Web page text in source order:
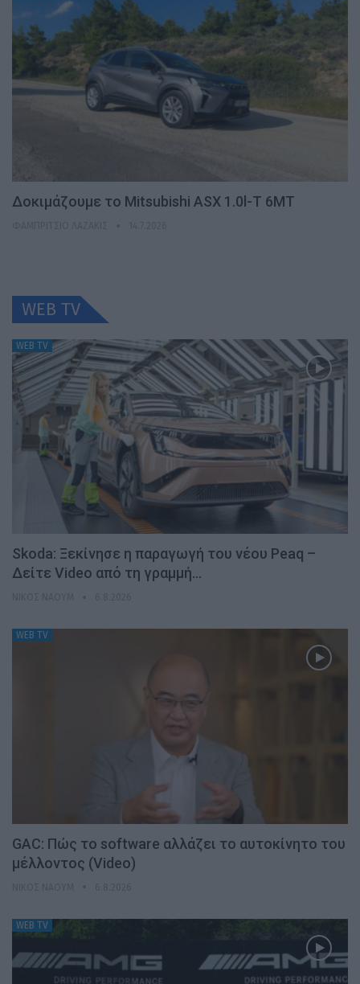
Δοκιμάζουμε το Mitsubishi ASX 1.0l-T 6MT
WEB TV
WEB TV
Skoda: Ξεκίνησε η παραγωγή του νέου Peaq –
Δείτε Video από τη γραμμή…
WEB TV
GAC: Πώς το software αλλάζει το αυτοκίνητο του
μέλλοντος (Video)
WEB TV